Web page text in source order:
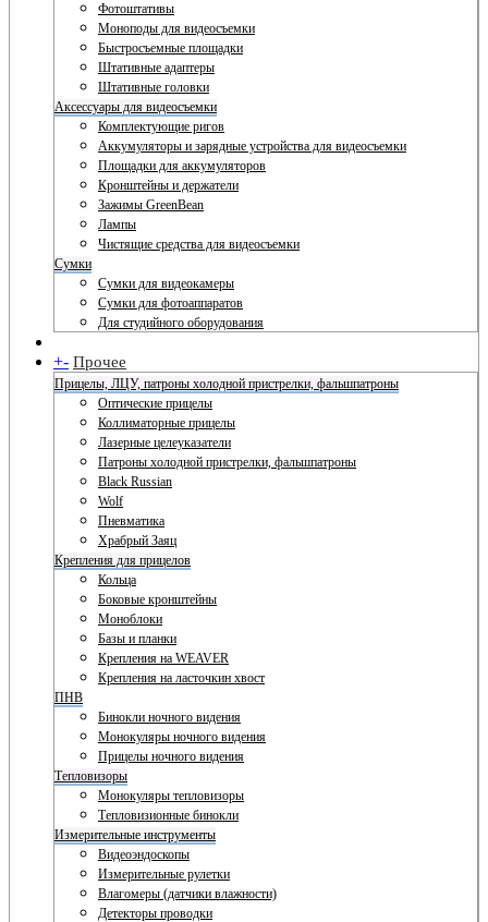
Фотоштативы
Моноподы для видеосъемки
Быстросъемные площадки
Штативные адаптеры
Штативные головки
Аксессуары для видеосъемки
Комплектующие ригов
Аккумуляторы и зарядные устройства для видеосъемки
Площадки для аккумуляторов
Кронштейны и держатели
Зажимы GreenBean
Лампы
Чистящие средства для видеосъемки
Сумки
Сумки для видеокамеры
Сумки для фотоаппаратов
Для студийного оборудования
+- Прочее
Прицелы, ЛЦУ, патроны холодной пристрелки, фальшпатроны
Оптические прицелы
Коллиматорные прицелы
Лазерные целеуказатели
Патроны холодной пристрелки, фальшпатроны
Black Russian
Wolf
Пневматика
Храбрый Заяц
Крепления для прицелов
Кольца
Боковые кронштейны
Моноблоки
Базы и планки
Крепления на WEAVER
Крепления на ласточкин хвост
ПНВ
Бинокли ночного видения
Монокуляры ночного видения
Прицелы ночного видения
Тепловизоры
Монокуляры тепловизоры
Тепловизионные бинокли
Измерительные инструменты
Видеоэндоскопы
Измерительные рулетки
Влагомеры (датчики влажности)
Детекторы проводки